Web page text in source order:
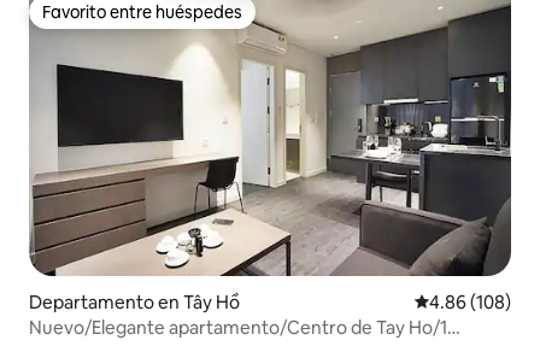
Favorito entre huéspedes
Favorito entre huéspedes
Departamento en Tây Hồ Calificación
4.86 (108)
Nuevo/Elegante apartamento/Centro de Tay Ho/1